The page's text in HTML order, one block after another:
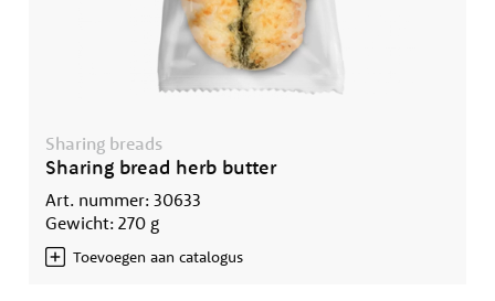
Sharing breads
Sharing bread herb butter
Art. nummer: 30633
Gewicht: 270 g
Toevoegen aan catalogus